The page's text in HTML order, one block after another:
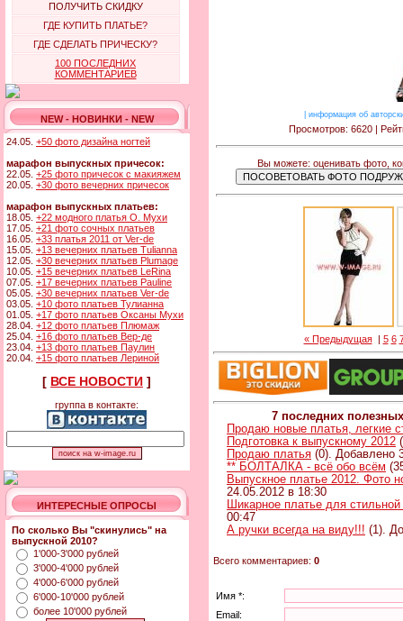
ПОЛУЧИТЬ СКИДКУ
ГДЕ КУПИТЬ ПЛАТЬЕ?
ГДЕ СДЕЛАТЬ ПРИЧЕСКУ?
100 ПОСЛЕДНИХ
КОММЕНТАРИЕВ
NEW - НОВИНКИ - NEW
24.05. +50 фото дизайна ногтей
марафон выпускных причесок:
22.05. +25 фото причесок с макияжем
20.05. +30 фото вечерних причесок
марафон выпускных платьев:
18.05. +22 модного платья О. Мухи
17.05. +21 фото сочных платьев
16.05. +33 платья 2011 от Ver-de
15.05. +13 вечерних платьев Tulianna
12.05. +30 вечерних платьев Plumage
10.05. +15 вечерних платьев LeRina
07.05. +17 вечерних платьев Pauline
05.05. +30 вечерних платьев Ver-de
03.05. +10 фото платьев Тулианна
01.05. +17 фото платьев Оксаны Мухи
28.04. +12 фото платьев Плюмаж
25.04. +16 фото платьев Вер-де
23.04. +13 фото платьев Паулин
20.04. +15 фото платьев Лериной
[ ВСЕ НОВОСТИ ]
группа в контакте:
ИНТЕРЕСНЫЕ ОПРОСЫ
По сколько Вы "скинулись" на
выпускной 2010?
1'000-3'000 рублей
3'000-4'000 рублей
4'000-6'000 рублей
6'000-10'000 рублей
более 10'000 рублей
информация об
Просмотров: 6620 |
Вы можете: оценивать фото,
« Предыдущая| 5 6
7 последних
Продаю новые платья, легкие
Подготовка к выпускному 2012
Продаю платья (0). Добавлено
** БОЛТАЛКА - всё обо всём
Выпускное платье 2012. Фото
24.05.2012 в 18:30
Шикарное платье для
00:47
А ручки всегда на виду!!! (1).
Всего комментариев: 0
Имя *:
Email: